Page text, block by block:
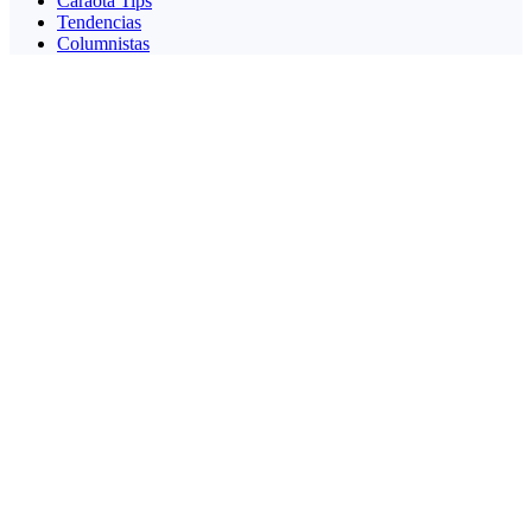
Tendencias
Columnistas